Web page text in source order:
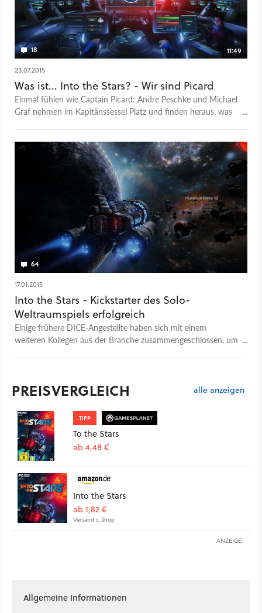
18
11:49
23.07.2015
Was ist... Into the Stars? - Wir sind Picard
Einmal fühlen wie Captain Picard: Andre Peschke und Michael
Graf nehmen im Kapitänssessel Platz und finden heraus, was
64
17.01.2015
Into the Stars - Kickstarter des Solo-
Weltraumspiels erfolgreich
Einige frühere DICE-Angestellte haben sich mit einem
weiteren Kollegen aus der Branche zusammengeschlossen, um
PREISVERGLEICH alle anzeigen
TIPP
To the Stars
ab 4,48 €
Into the Stars
ab 1,82 €
Versand s. Shop
ANZEIGE
Allgemeine Informationen